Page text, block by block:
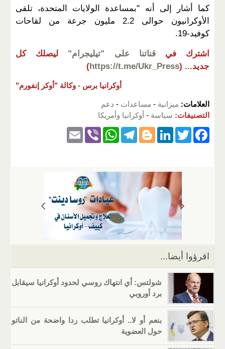
كما أشار إلى أنه "بمساعدة الولايات المتحدة، تلقى
الأوكرانيون حوالى 2.2 مليون جرعة من لقاحات
كوفيد-19.
اشترك في قناتنا على "تيليجرام"
ليصلك كل
جديد... (
https://t.me/Ukr_Press
)
أوكرانيا برس - وكالة "أوكر إنفورم"
العلامات: ميزانية - مساعدات - دعم
التصنيفات: سياسة - أوكرانيا وأمريكا
F
k
T
er
Li
e
Bl
er
T
gr
a
m
W
s
A
p
p
Vi
اقرؤوا أيضا...
شولتس: أي انتهاك روسي لحدود أوكرانيا سيقابل
برد أوروبي
بنعم أو لا.. أوكرانيا تطلب ردا واضحة من الناتو
حول العضوية